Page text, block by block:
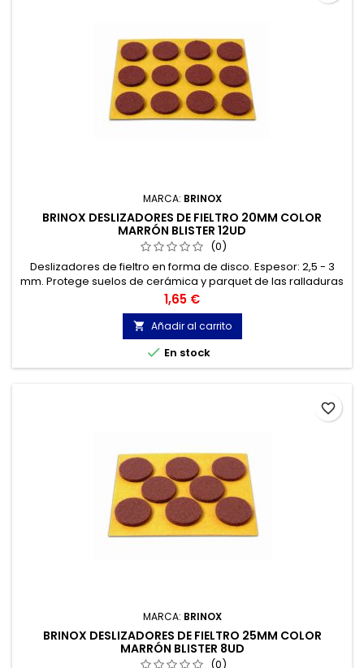
MARCA: BRINOX
BRINOX DESLIZADORES DE FIELTRO 20MM COLOR
MARRÓN BLISTER 12UD
(0)
Deslizadores de fieltro en forma de disco. Espesor: 2,5 - 3
mm. Protege suelos de cerámica y parquet de las ralladuras
provocadas por el movimiento de sillas y muebles. Adhesivo:
Transfer acrílico de alta adherencia.
Precio
1,65 €
 Añadir al carrito
 En stock
MARCA: BRINOX
BRINOX DESLIZADORES DE FIELTRO 25MM COLOR
MARRÓN BLISTER 8UD
(0)
favorite_border